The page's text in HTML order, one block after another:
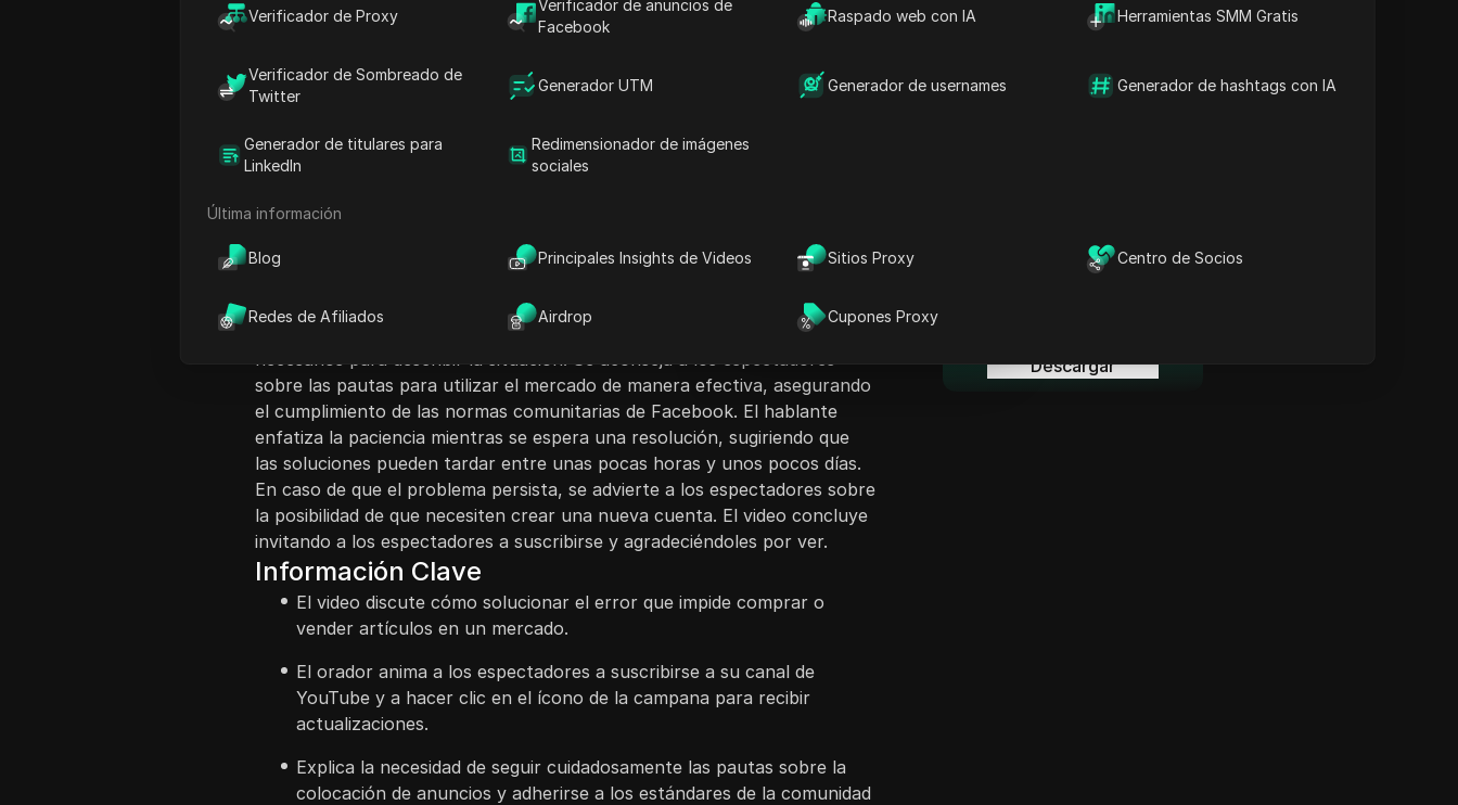
Verificador de Proxy
Verificador de anuncios de
Facebook
Raspado web con IA Herramientas SMM Gratis
Verificador de Sombreado de
Twitter
Generador UTM Generador de usernames Generador de hashtags con IA
Generador de titulares para
LinkedIn
Redimensionador de imágenes
sociales
Última información
Blog Principales Insights de Videos Sitios Proxy Centro de Socios
Redes de Afiliados Airdrop Cupones Proxy
Introducción al contenido
Hacer preguntas sobre esta página
Hacer preguntas sobre esta página
Este video proporciona un tutorial paso a paso sobre cómo resolver el
dando la bienvenida a los espectadores y animándolos a suscribirse antes
captura de pantalla del error, navegar a través de la ayuda y el soporte
de Facebook para reportar el problema y completar los detalles
sobre las pautas para utilizar el mercado de manera efectiva, asegurando
el cumplimiento de las normas comunitarias de Facebook. El hablante
enfatiza la paciencia mientras se espera una resolución, sugiriendo que
las soluciones pueden tardar entre unas pocas horas y unos pocos días.
En caso de que el problema persista, se advierte a los espectadores sobre
la posibilidad de que necesiten crear una nueva cuenta. El video concluye
invitando a los espectadores a suscribirse y agradeciéndoles por ver.
Información Clave
El video discute cómo solucionar el error que impide comprar o
vender artículos en un mercado.
El orador anima a los espectadores a suscribirse a su canal de
YouTube y a hacer clic en el ícono de la campana para recibir
actualizaciones.
Explica la necesidad de seguir cuidadosamente las pautas sobre la
colocación de anuncios y adherirse a los estándares de la comunidad
Información Clave
Análisis de la línea de
Palabras clave del
El navegador anti-detección
DICloak mantiene la gestión
Descargar